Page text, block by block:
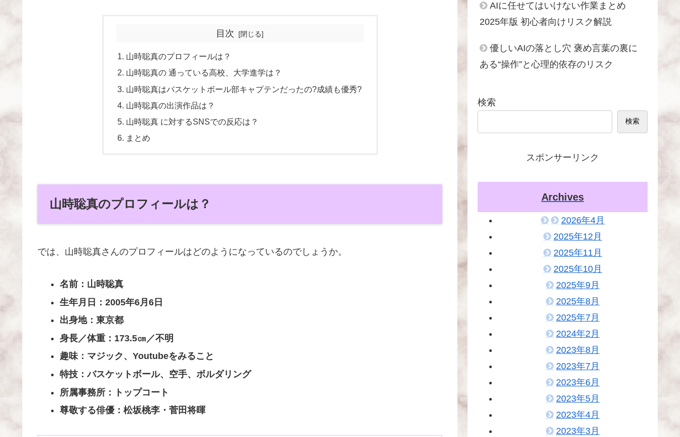
目次
山時聡真のプロフィールは？
山時聡真の 通っている高校、大学進学は？
山時聡真はバスケットボール部キャプテンだったの?成績も優秀?
山時聡真の出演作品は？
山時聡真 に対するSNSでの反応は？
まとめ
山時聡真のプロフィールは？
では、山時聡真さんのプロフィールはどのようになっているのでしょうか。
名前：山時聡真
生年月日：2005年6月6日
出身地：東京都
身長／体重：173.5㎝／不明
趣味：マジック、Youtubeをみること
特技：バスケットボール、空手、ボルダリング
所属事務所：トップコート
尊敬する俳優：松坂桃李・菅田将暉
AIに任せてはいけない作業まとめ
2025年版 初心者向けリスク解説
優しいAIの落とし穴 褒め言葉の裏に
ある“操作”と心理的依存のリスク
検索
検索
スポンサーリンク
Archives
2026年4月
2025年12月
2025年11月
2025年10月
2025年9月
2025年8月
2025年7月
2024年2月
2023年8月
2023年7月
2023年6月
2023年5月
2023年4月
2023年3月